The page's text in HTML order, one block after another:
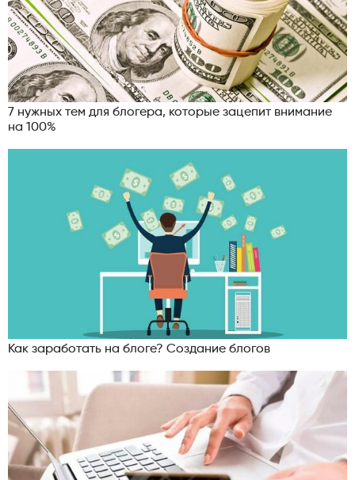
7 нужных тем для блогера, которые зацепит внимание
на 100%
Как заработать на блоге? Создание блогов